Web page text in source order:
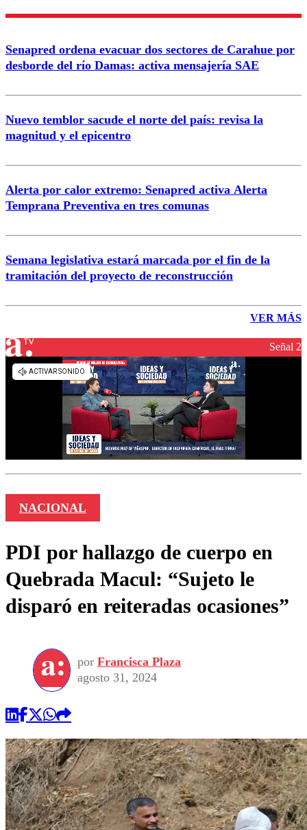
Enviar comentario
Senapred ordena evacuar dos sectores de Carahue por
desborde del río Damas: activa mensajería SAE
Nuevo temblor sacude el norte del país: revisa la
magnitud y el epicentro
Alerta por calor extremo: Senapred activa Alerta
Temprana Preventiva en tres comunas
Semana legislativa estará marcada por el fin de la
tramitación del proyecto de reconstrucción
VER MÁS
Señal 2
NACIONAL
PDI por hallazgo de cuerpo en
Quebrada Macul: “Sujeto le
disparó en reiteradas ocasiones”
por Francisca Plaza
agosto 31, 2024